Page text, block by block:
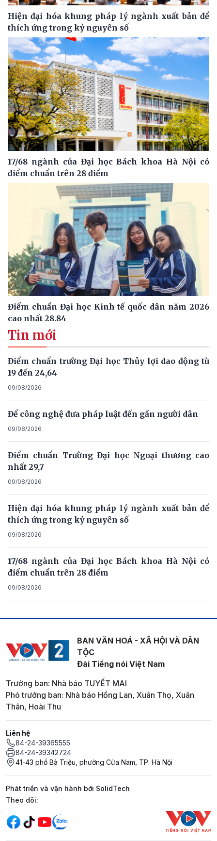
Hiện đại hóa khung pháp lý ngành xuất bản để
thích ứng trong kỷ nguyên số
17/68 ngành của Đại học Bách khoa Hà Nội có
điểm chuẩn trên 28 điểm
Điểm chuẩn Đại học Kinh tế quốc dân năm 2026
cao nhất 28.84
Tin mới
Điểm chuẩn trường Đại học Thủy lợi dao động từ
19 đến 24,64
09/08/2026
Để công nghệ đưa pháp luật đến gần người dân
09/08/2026
Điểm chuẩn Trường Đại học Ngoại thương cao
nhất 29,7
09/08/2026
Hiện đại hóa khung pháp lý ngành xuất bản để
thích ứng trong kỷ nguyên số
09/08/2026
17/68 ngành của Đại học Bách khoa Hà Nội có
điểm chuẩn trên 28 điểm
09/08/2026
BAN VĂN HOÁ - XÃ HỘI VÀ DÂN
TỘC
Đài Tiếng nói Việt Nam
Trưởng ban: Nhà báo TUYẾT MAI
Phó trưởng ban: Nhà báo Hồng Lan, Xuân Thọ, Xuân
Thân, Hoài Thu
Liên hệ
84-24-39365555
84-24-39342724
41-43 phố Bà Triệu, phường Cửa Nam, TP. Hà Nội
Phát triển và vận hành bởi SolidTech
Mạng xã hội
Theo dõi: